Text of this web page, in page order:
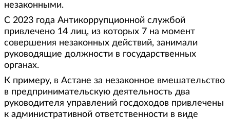
незаконными.
С 2023 года Антикоррупционной службой
привлечено 14 лиц, из которых 7 на момент
совершения незаконных действий, занимали
руководящие должности в государственных
органах.
К примеру, в Астане за незаконное вмешательство
в предпринимательскую деятельность два
руководителя управлений госдоходов привлечены
к административной ответственности в виде